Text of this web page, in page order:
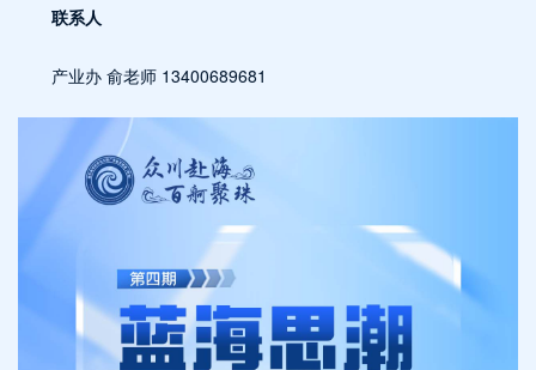
联系人
产业办 俞老师 13400689681